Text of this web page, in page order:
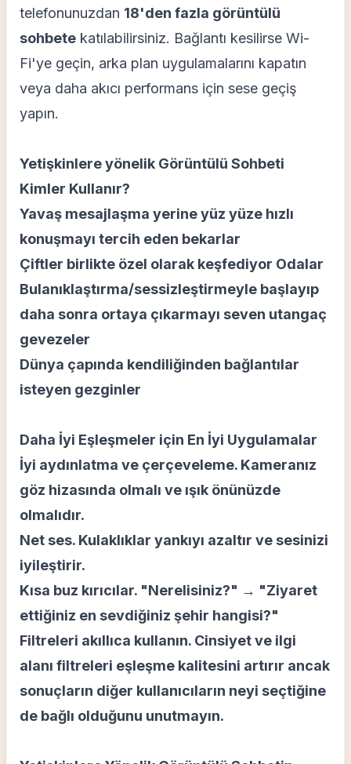
telefonunuzdan 18'den fazla görüntülü
sohbete katılabilirsiniz. Bağlantı kesilirse Wi-
Fi'ye geçin, arka plan uygulamalarını kapatın
veya daha akıcı performans için sese geçiş
yapın.
Yetişkinlere yönelik Görüntülü Sohbeti
Kimler Kullanır?
Yavaş mesajlaşma yerine yüz yüze hızlı
konuşmayı tercih eden bekarlar
Çiftler birlikte özel olarak keşfediyor Odalar
Bulanıklaştırma/sessizleştirmeyle başlayıp
daha sonra ortaya çıkarmayı seven utangaç
gevezeler
Dünya çapında kendiliğinden bağlantılar
isteyen gezginler
Daha İyi Eşleşmeler için En İyi Uygulamalar
İyi aydınlatma ve çerçeveleme. Kameranız
göz hizasında olmalı ve ışık önünüzde
olmalıdır.
Net ses. Kulaklıklar yankıyı azaltır ve sesinizi
iyileştirir.
Kısa buz kırıcılar. "Nerelisiniz?" → "Ziyaret
ettiğiniz en sevdiğiniz şehir hangisi?"
Filtreleri akıllıca kullanın. Cinsiyet ve ilgi
alanı filtreleri eşleşme kalitesini artırır ancak
sonuçların diğer kullanıcıların neyi seçtiğine
de bağlı olduğunu unutmayın.